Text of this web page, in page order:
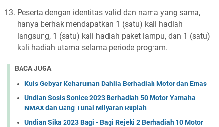
Peserta dengan identitas valid dan nama yang sama,
hanya berhak mendapatkan 1 (satu) kali hadiah
langsung, 1 (satu) kali hadiah paket lampu, dan 1 (satu)
kali hadiah utama selama periode program.
BACA JUGA
Kuis Gebyar Keharuman Dahlia Berhadiah Motor dan Emas
Undian Sosis Sonice 2023 Berhadiah 50 Motor Yamaha
NMAX dan Uang Tunai Milyaran Rupiah
Undian Sika 2023 Bagi - Bagi Rejeki 2 Berhadiah 10 Motor